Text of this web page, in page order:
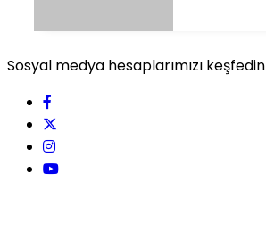
Sosyal medya hesaplarımızı keşfedin